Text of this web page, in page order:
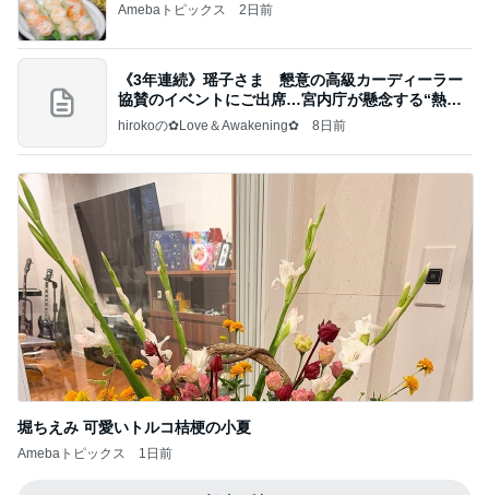
Amebaトピックス 2日前
《3年連続》瑶子さま 懇意の高級カーディーラー
協賛のイベントにご出席…宮内庁が懸念する“熱心
すぎ
hirokoの✿Love＆Awakening✿ 8日前
堀ちえみ 可愛いトルコ桔梗の小夏
Amebaトピックス 1日前